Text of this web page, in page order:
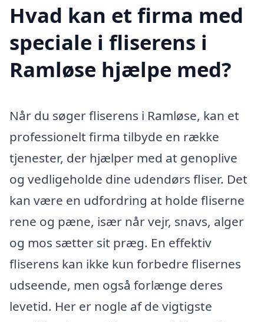
Hvad kan et firma med
speciale i fliserens i
Ramløse hjælpe med?
Når du søger fliserens i Ramløse, kan et
professionelt firma tilbyde en række
tjenester, der hjælper med at genoplive
og vedligeholde dine udendørs fliser. Det
kan være en udfordring at holde fliserne
rene og pæne, især når vejr, snavs, alger
og mos sætter sit præg. En effektiv
fliserens kan ikke kun forbedre flisernes
udseende, men også forlænge deres
levetid. Her er nogle af de vigtigste